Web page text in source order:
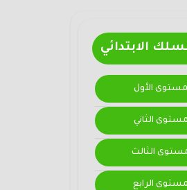
الابتدائي
الأول
الثاني
الثالث
الرابع